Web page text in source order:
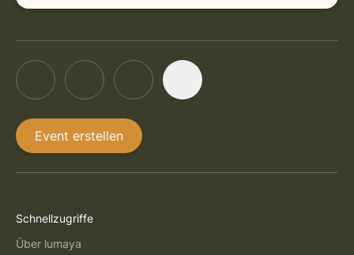
Event erstellen
Schnellzugriffe
Über lumaya